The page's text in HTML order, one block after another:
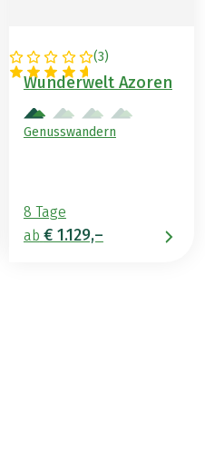
(3)
PORTUGAL
Wunderwelt Azoren
Genusswandern
8 Tage
ab € 1.129,–